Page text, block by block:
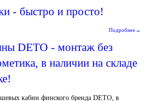
- быстро и просто!
Подробнее→
DETO - монтаж без
в наличии на складе
кабин финского бренда DETO, в